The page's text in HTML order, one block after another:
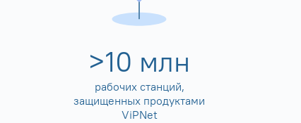
>10 млн
рабочих станций,
защищенных продуктами
ViPNet